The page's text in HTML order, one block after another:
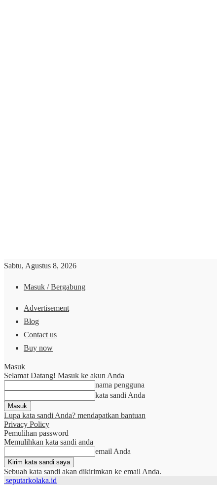
Sabtu, Agustus 8, 2026
Masuk / Bergabung
Advertisement
Blog
Contact us
Buy now
Masuk
Selamat Datang! Masuk ke akun Anda
nama pengguna
kata sandi Anda
Lupa kata sandi Anda? mendapatkan bantuan
Privacy Policy
Pemulihan password
Memulihkan kata sandi anda
email Anda
Sebuah kata sandi akan dikirimkan ke email Anda.
seputarkolaka.id